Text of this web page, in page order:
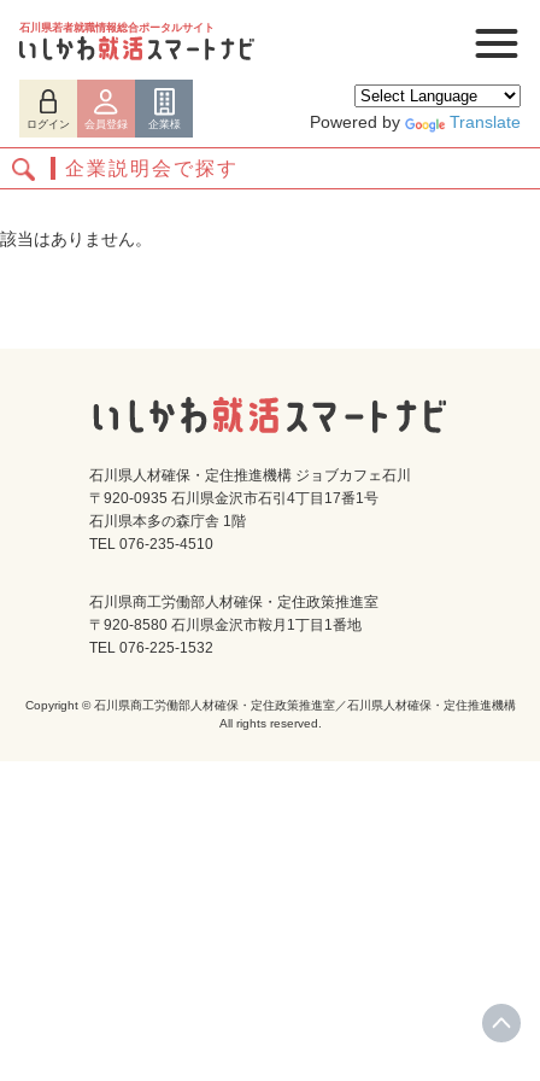
石川県若者就職情報総合ポータルサイト
ログイン 会員登録 企業様 Powered by Translate
ログイン 会員登録
企業説明会で探す
該当はありません。
石川県人材確保・定住推進機構 ジョブカフェ石川
〒920-0935 石川県金沢市石引4丁目17番1号
石川県本多の森庁舎 1階
TEL 076-235-4510
石川県商工労働部人材確保・定住政策推進室
〒920-8580 石川県金沢市鞍月1丁目1番地
TEL 076-225-1532
Copyright © 石川県商工労働部人材確保・定住政策推進室／石川県人材確保・定住推進機構
All rights reserved.